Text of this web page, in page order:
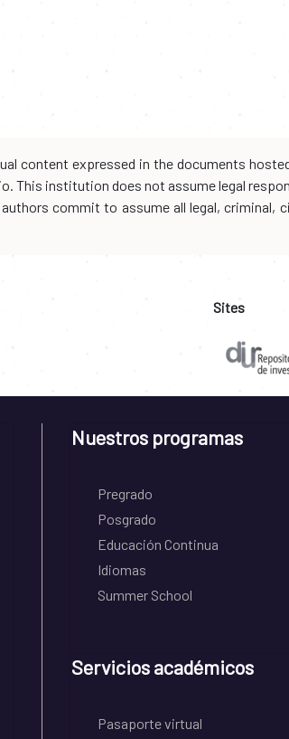
content expressed in the documents
This institution does not assume legal
commit to assume all legal,
Sites
Nuestros programas
Pregrado
Posgrado
Educación Continua
Idiomas
Summer School
Servicios académicos
Pasaporte virtual